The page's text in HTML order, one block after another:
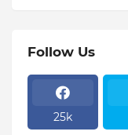
Follow Us
25k